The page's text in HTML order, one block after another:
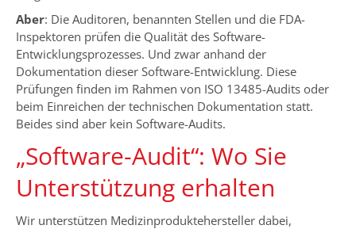
Aber: Die Auditoren, benannten Stellen und die FDA-
Inspektoren prüfen die Qualität des Software-
Entwicklungsprozesses. Und zwar anhand der
Dokumentation dieser Software-Entwicklung. Diese
Prüfungen finden im Rahmen von ISO 13485-Audits oder
beim Einreichen der technischen Dokumentation statt.
Beides sind aber kein Software-Audits.
„Software-Audit“: Wo Sie
Unterstützung erhalten
Wir unterstützen Medizinproduktehersteller dabei,